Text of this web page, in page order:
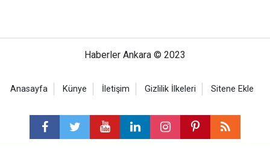
Haberler Ankara © 2023
Anasayfa Künye İletişim Gizlilik İlkeleri Sitene Ekle